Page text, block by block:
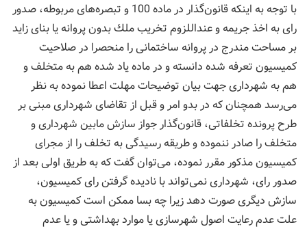
با توجه به اینكه قانون‌گذار در ماده 100 و تبصره‌های مربوطه، صدور
رای به اخذ جریمه و عنداللزوم تخریب ملك بدون پروانه یا بنای زاید
بر مساحت مندرج در پروانه ساختمانی را منحصرا در صلاحیت
كمیسیون تعرفه شده دانسته و در ماده یاد شده هم به متخلف و
هم به شهرداری جهت بیان توضیحات مهلت اعطا نموده به نظر
می‌رسد همچنان كه در بدو امر و قبل از تقاضای شهرداری مبنی بر
طرح پرونده تخلفاتی، قانون‌گذار جواز سازش مابین شهرداری و
متخلف را صادر ننموده و طریقه رسیدگی به تخلف را از مجرای
كمیسیون مذكور مقرر نموده، می‌توان گفت كه به طریق اولی بعد از
صدور رای، شهرداری نمی‌تواند با نادیده گرفتن رای كمیسیون،
سازش دیگری صورت دهد زیرا چه بسا ممكن است كمیسیون به
علت عدم رعایت اصول شهرسازی یا موارد بهداشتی و یا عدم